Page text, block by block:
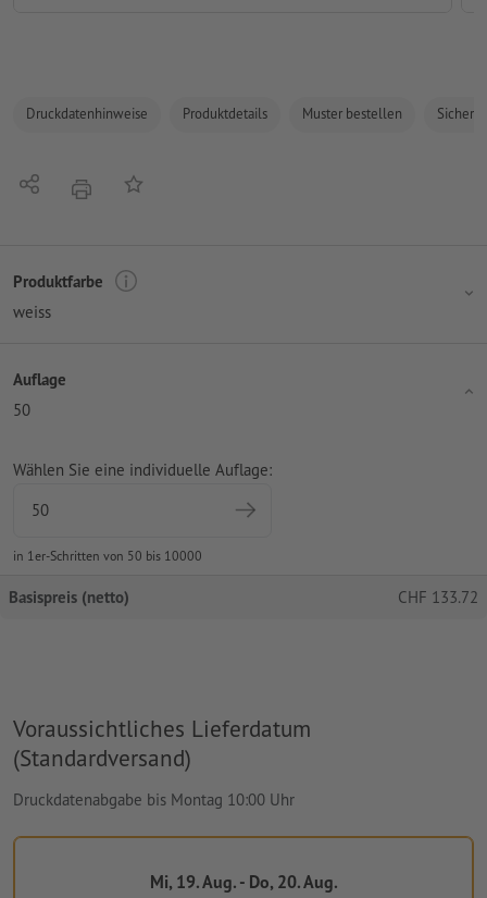
Druckdatenhinweise Produktdetails Muster bestellen
Teilen DruckenAuf die Merkliste
Produktfarbe
weiss
Auflage
50
Wählen Sie eine individuelle Auflage:
in 1er-Schritten von 50 bis 10000
Basispreis (netto) CHF 133.72
Voraussichtliches Lieferdatum
(Standardversand)
Druckdatenabgabe bis Montag 10:00 Uhr
Mi, 19. Aug. - Do, 20. Aug.